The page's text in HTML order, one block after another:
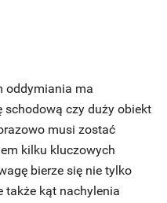
oddymiania ma
schodową czy duży obiekt
musi zostać
kilku kluczowych
bierze się nie tylko
także kąt nachylenia